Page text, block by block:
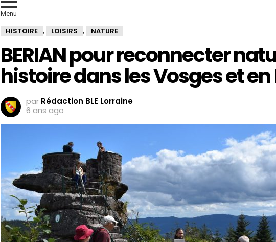
Menu
HISTOIRE , LOISIRS , NATURE
BERIAN pour reconnecter
histoire dans les Vosges et
par Rédaction BLE Lorraine
6 ans ago